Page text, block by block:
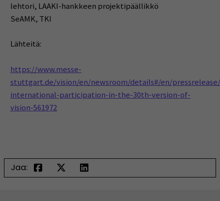
lehtori, LAAKI-hankkeen projektipäällikkö
SeAMK, TKI
Lähteitä:
https://www.messe-
stuttgart.de/vision/en/newsroom/details#/en/
international-participation-in-the-30th-version-of-
vision-561972
Jaa: